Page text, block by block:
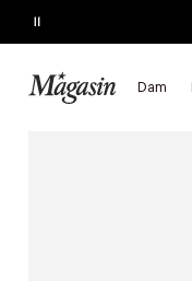
Pause
Dam
SLUTAR SNART
Startsida Skönhet